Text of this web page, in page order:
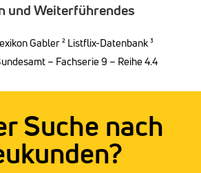
und Weiterführendes
Gabler² Listflix-Datenbank ³
– Fachserie 9 – Reihe 4.4
Suche nach